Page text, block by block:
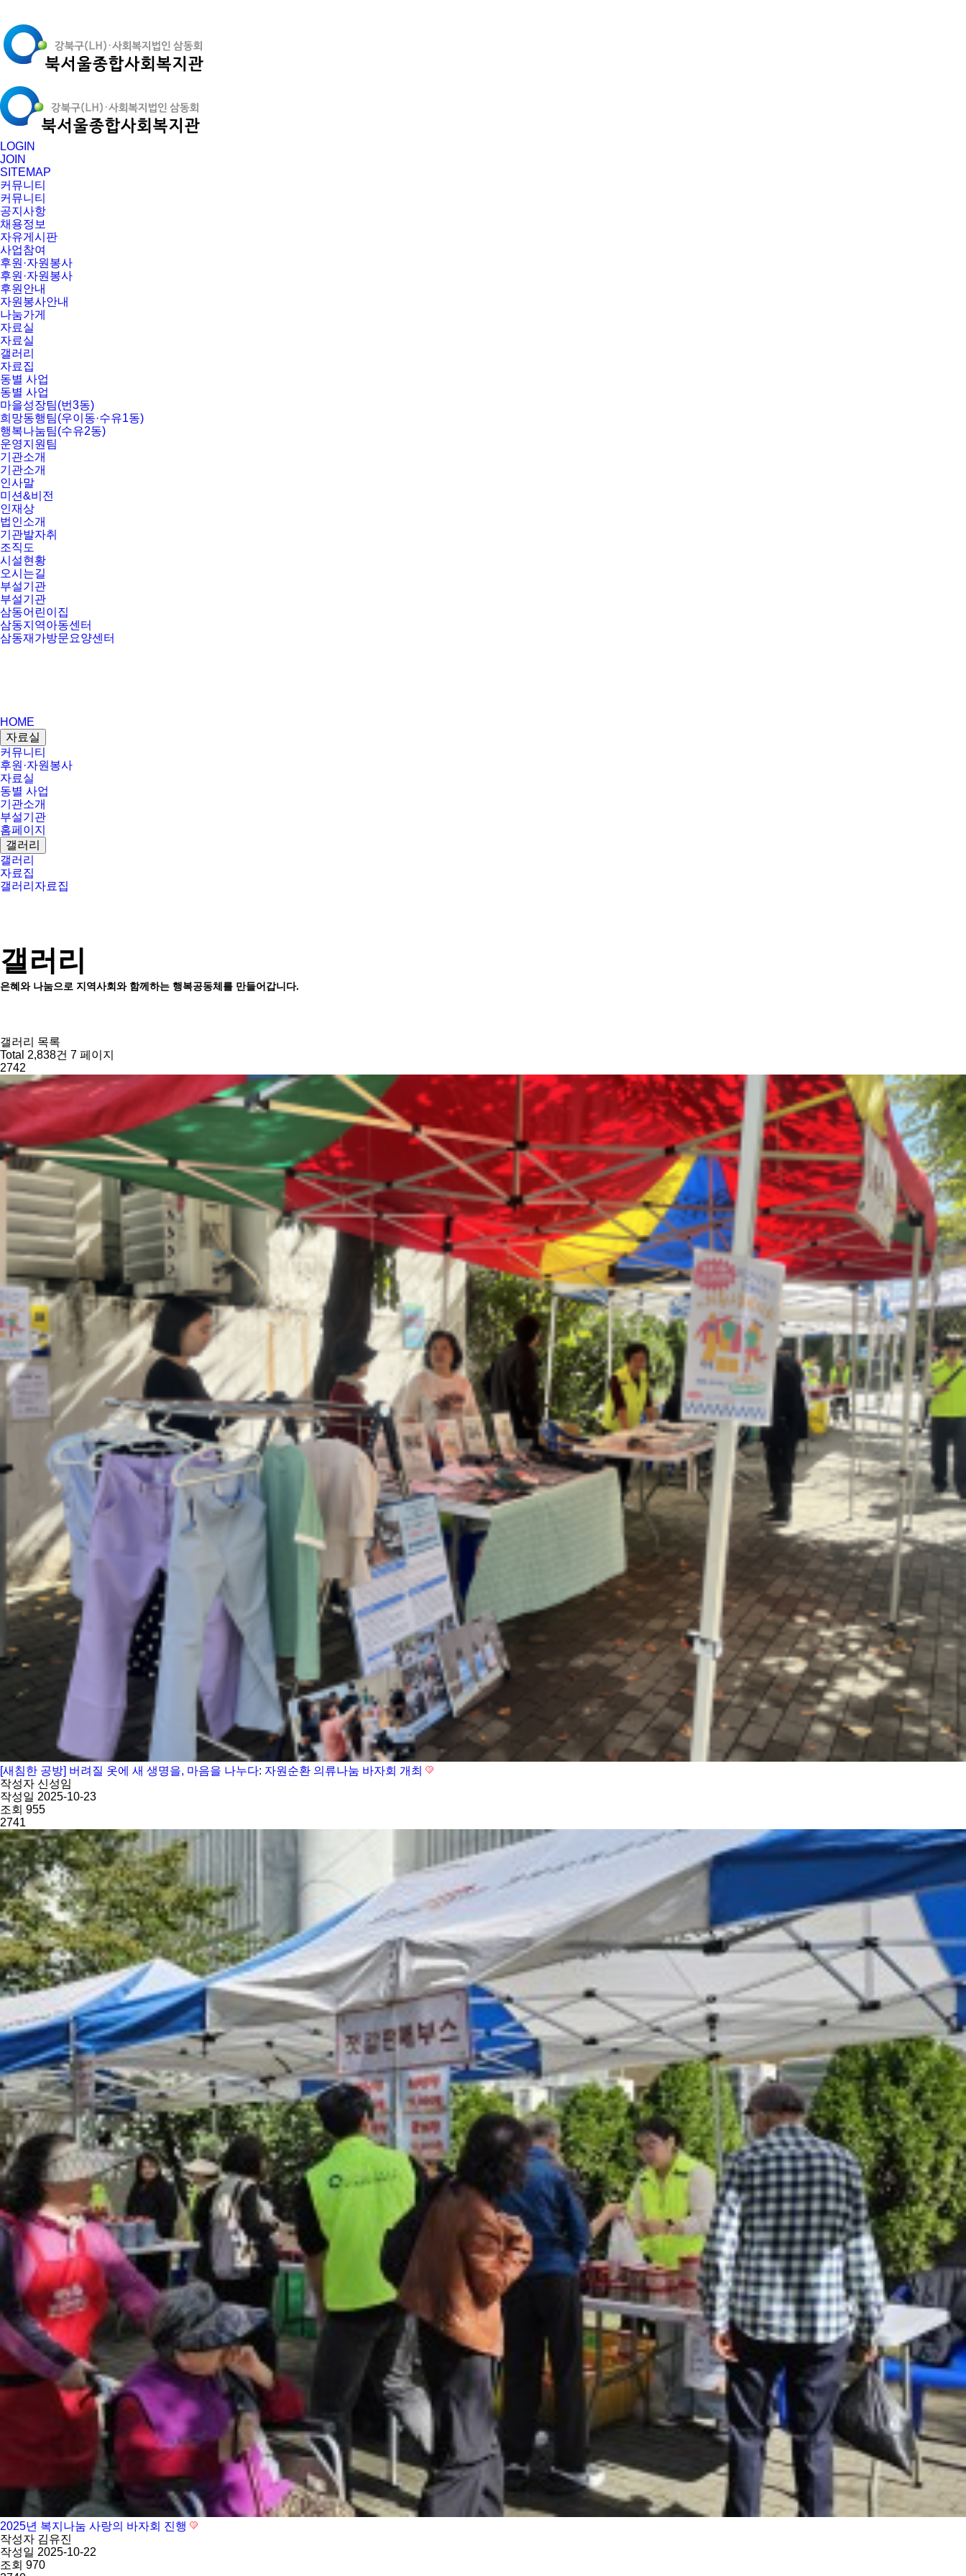
LOGIN
JOIN
SITEMAP
커뮤니티
커뮤니티
공지사항
채용정보
자유게시판
사업참여
후원·자원봉사
후원·자원봉사
후원안내
자원봉사안내
나눔가게
자료실
자료실
갤러리
자료집
동별 사업
동별 사업
마을성장팀(번3동)
희망동행팀(우이동·수유1동)
행복나눔팀(수유2동)
운영지원팀
기관소개
기관소개
인사말
미션&비전
인재상
법인소개
기관발자취
조직도
시설현황
오시는길
부설기관
부설기관
삼동어린이집
삼동지역아동센터
삼동재가방문요양센터
HOME
자료실
커뮤니티
후원·자원봉사
자료실
동별 사업
기관소개
부설기관
홈페이지
갤러리
갤러리
자료집
갤러리 자료집
갤러리
은혜와 나눔으로 지역사회와 함께하는 행복공동체를 만들어갑니다.
갤러리 목록
Total 2,838건 7 페이지
2742
[새침한 공방] 버려질 옷에 새 생명을, 마음을 나누다: 자원순환 의류나눔 바자회 개최
작성자 신성임
작성일 2025-10-23
조회 955
2741
2025년 복지나눔 사랑의 바자회 진행
작성자 김유진
작성일 2025-10-22
조회 970